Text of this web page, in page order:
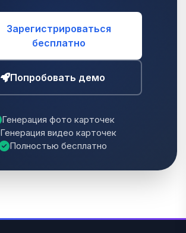
Зарегистрироваться
бесплатно
Попробовать демо
Генерация фото карточек
Генерация видео карточек
Полностью бесплатно